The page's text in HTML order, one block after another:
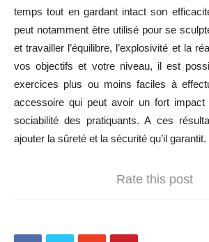
temps tout en gardant intact son
peut notamment être utilisé pour se
et travailler l’équilibre, l’explosivité et la
vos objectifs et votre niveau, il est
exercices plus ou moins faciles à
accessoire qui peut avoir un fort
sociabilité des pratiquants. A ces
ajouter la sûreté et la sécurité qu’il garantit.
Rate this post